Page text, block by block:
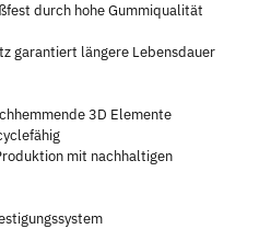
durch hohe Gummiqualität
garantiert längere Lebensdauer
3D Elemente
mit nachhaltigen